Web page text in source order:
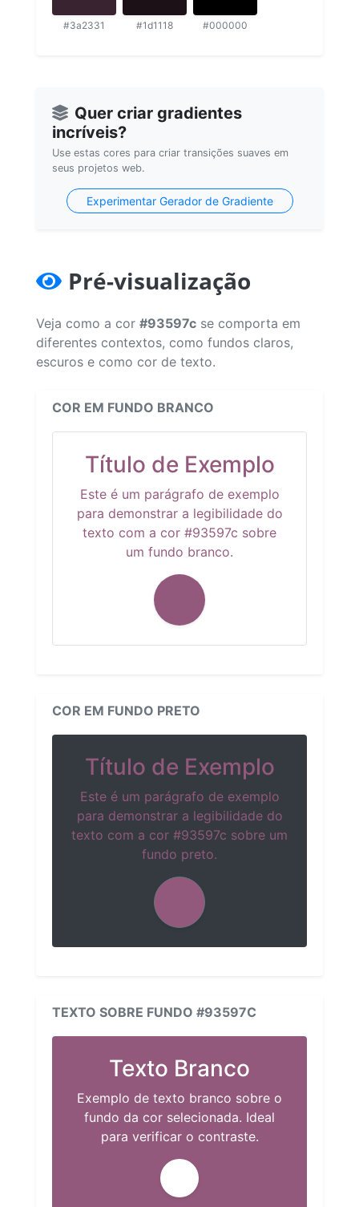
#3a2331 #1d1118 #000000
Quer criar gradientes
incríveis?
Use estas cores para criar transições suaves em
seus projetos web.
Experimentar Gerador de Gradiente
Pré-visualização
Veja como a cor #93597c se comporta em
diferentes contextos, como fundos claros,
escuros e como cor de texto.
COR EM FUNDO BRANCO
Título de Exemplo
Este é um parágrafo de exemplo
para demonstrar a legibilidade do
texto com a cor #93597c sobre
um fundo branco.
COR EM FUNDO PRETO
Título de Exemplo
Este é um parágrafo de exemplo
para demonstrar a legibilidade do
texto com a cor #93597c sobre um
fundo preto.
TEXTO SOBRE FUNDO #93597C
Texto Branco
Exemplo de texto branco sobre o
fundo da cor selecionada. Ideal
para verificar o contraste.